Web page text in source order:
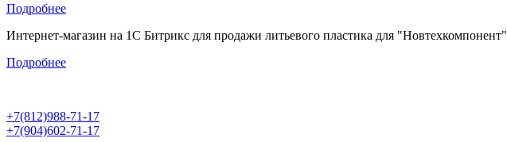
Подробнее
Интернет-магазин на 1С Битрикс для продажи литьевого пластика для "Новтехкомпонент"
Подробнее
+7(812)988-71-17
+7(904)602-71-17